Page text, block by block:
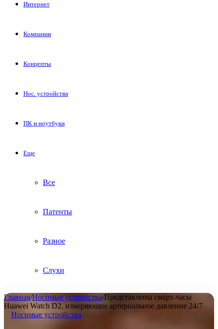
Интернет
Компании
Концепты
Нос. устройства
ПК и ноутбуки
Еще
Все
Патенты
Разное
Слухи
Главная/Носимые устройства/Представлены смарт-часы
Huawei Watch D2, измеряющие артериальное давление 24/7
Носимые устройства